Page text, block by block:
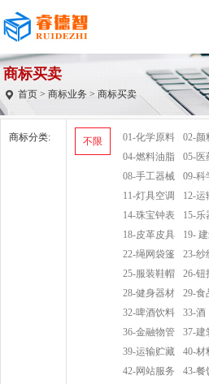
商标买卖
首页 >商标业务 > 商标买卖
商标分类: 不限 01-化学原料 02-颜
04-燃料油脂
05-医
08-手工器械
09-科
11-灯具空调
12-运
14-珠宝钟表
15-乐
18-皮革皮具
19-
22-绳网袋篷
23-纱
25-服装鞋帽
26-钮
28-健身器材
29-食
32-啤酒饮料
33-酒
36-金融物管
37-建
39-运输贮藏
40-材
42-网站服务
43-餐